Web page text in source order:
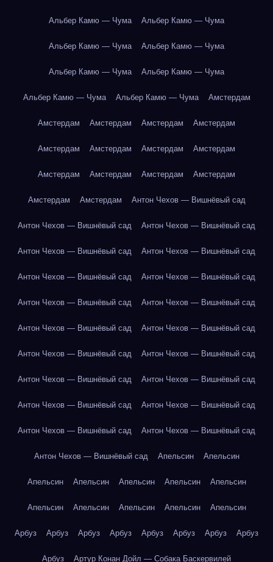
Альбер Камю — Чума Альбер Камю — Чума
Альбер Камю — Чума Альбер Камю — Чума
Альбер Камю — Чума Альбер Камю — Чума
Альбер Камю — Чума Альбер Камю — Чума Амстердам
Амстердам Амстердам Амстердам Амстердам
Амстердам Амстердам Амстердам Амстердам
Амстердам Амстердам Амстердам Амстердам
Амстердам Амстердам Антон Чехов — Вишнёвый сад
Антон Чехов — Вишнёвый сад Антон Чехов — Вишнёвый сад
Антон Чехов — Вишнёвый сад Антон Чехов — Вишнёвый сад
Антон Чехов — Вишнёвый сад Антон Чехов — Вишнёвый сад
Антон Чехов — Вишнёвый сад Антон Чехов — Вишнёвый сад
Антон Чехов — Вишнёвый сад Антон Чехов — Вишнёвый сад
Антон Чехов — Вишнёвый сад Антон Чехов — Вишнёвый сад
Антон Чехов — Вишнёвый сад Антон Чехов — Вишнёвый сад
Антон Чехов — Вишнёвый сад Антон Чехов — Вишнёвый сад
Антон Чехов — Вишнёвый сад Антон Чехов — Вишнёвый сад
Антон Чехов — Вишнёвый сад Апельсин Апельсин
Апельсин Апельсин Апельсин Апельсин Апельсин
Апельсин Апельсин Апельсин Апельсин Апельсин
Арбуз Арбуз Арбуз Арбуз Арбуз Арбуз Арбуз Арбуз
Арбуз Артур Конан Дойл — Собака Баскервилей